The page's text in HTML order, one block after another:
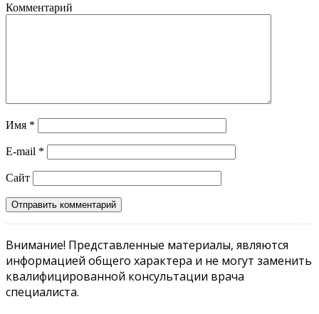
Комментарий
Имя *
E-mail *
Сайт
Внимание! Представленные материалы, являются
информацией общего характера и не могут заменить
квалифицированной консультации врача
специалиста.